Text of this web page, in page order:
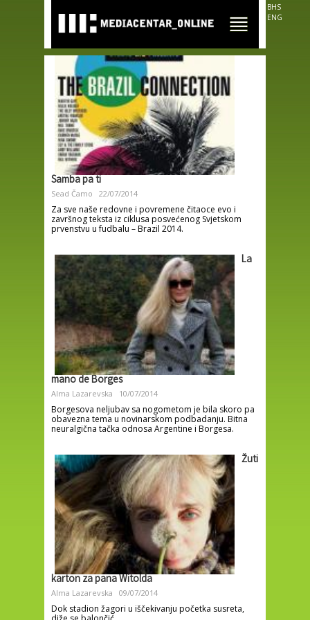
main
content
BHS
ENG
Samba pa ti
Sead Čamo 22/07/2014
Za sve naše redovne i povremene čitaoce evo i
završnog teksta iz ciklusa posvećenog Svjetskom
prvenstvu u fudbalu – Brazil 2014.
La
mano de Borges
Alma Lazarevska 10/07/2014
Borgesova neljubav sa nogometom je bila skoro pa
obavezna tema u novinarskom podbadanju. Bitna
neuralgična tačka odnosa Argentine i Borgesa.
Žuti
karton za pana Witolda
Alma Lazarevska 09/07/2014
Dok stadion žagori u iščekivanju početka susreta,